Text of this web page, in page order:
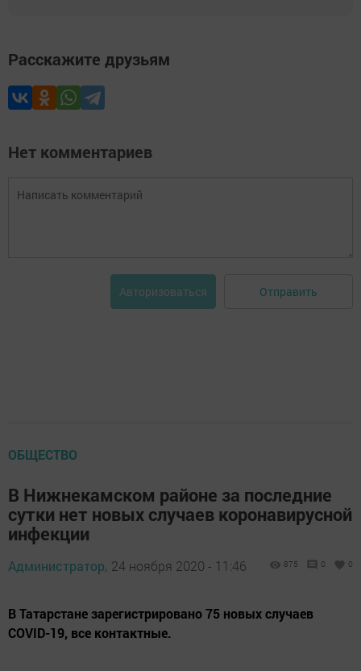
Расскажите друзьям
Нет комментариев
Авторизоваться Отправить
ОБЩЕСТВО
В Нижнекамском районе за последние
сутки нет новых случаев коронавирусной
инфекции
Администратор, 24 ноября 2020 - 11:46 875 0 0
В Татарстане зарегистрировано 75 новых случаев
COVID-19, все контактные.